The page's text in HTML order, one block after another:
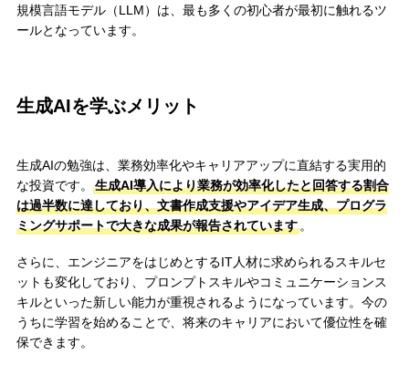
規模言語モデル（LLM）は、最も多くの初心者が最初に触れるツ
ールとなっています。
生成AIを学ぶメリット
生成AIの勉強は、業務効率化やキャリアアップに直結する実用的
な投資です。
生成AI導入により業務が効率化したと回答する割合
は過半数に達しており、文書作成支援やアイデア生成、プログラ
ミングサポートで大きな成果が報告されています。
さらに、エンジニアをはじめとするIT人材に求められるスキルセ
ットも変化しており、プロンプトスキルやコミュニケーションス
キルといった新しい能力が重視されるようになっています。今の
うちに学習を始めることで、将来のキャリアにおいて優位性を確
保できます。